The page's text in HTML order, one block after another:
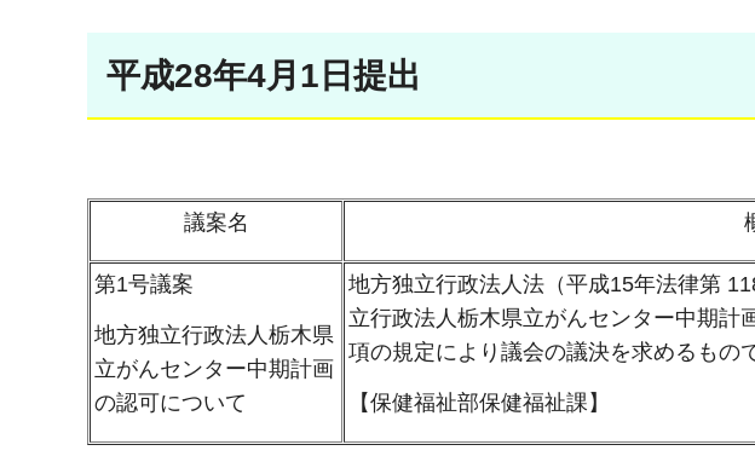
平成28年4月1日提出
議案名
第1号議案
地方独立行政法人栃木県
立がんセンター中期計画
の認可について
地方独立行政法人法（平成15年法律第
立行政法人栃木県立がんセンター中期計
項の規定により議会の議決を求めるもの
【保健福祉部保健福祉課】